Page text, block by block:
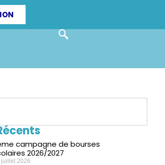
campagne de bourses
2026/2027
juillet 2026